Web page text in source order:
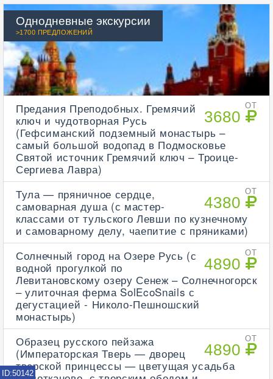
Однодневные экскурсии
>1700 ПРЕДЛОЖЕНИЙ
ОТ
3680
Предания Преподобных. Гремячий
ключ и чудотворная Русь
(Гефсиманский подземный монастырь –
самый большой водопад в Подмосковье
Святой источник Гремячий ключ – Троице-
Сергиева Лавра)
ОТ
4380
Тула — пряничное сердце,
самоварная душа (с мастер-
классами от тульского Левши по кузнечному
и самоварному делу, чаепитие с пряниками)
ОТ
4890
Солнечный город на Озере Русь (с
водной прогулкой по
Левитановскому озеру Сенеж – Солнечногорск
– улиточная ферма SolEcoSnails с
дегустацией - Николо-Пешношский
монастырь)
ОТ
4890
Образец русского пейзажа
(Императорская Тверь — дворец
тверской принцессы — цветущая усадьба
ID:50142